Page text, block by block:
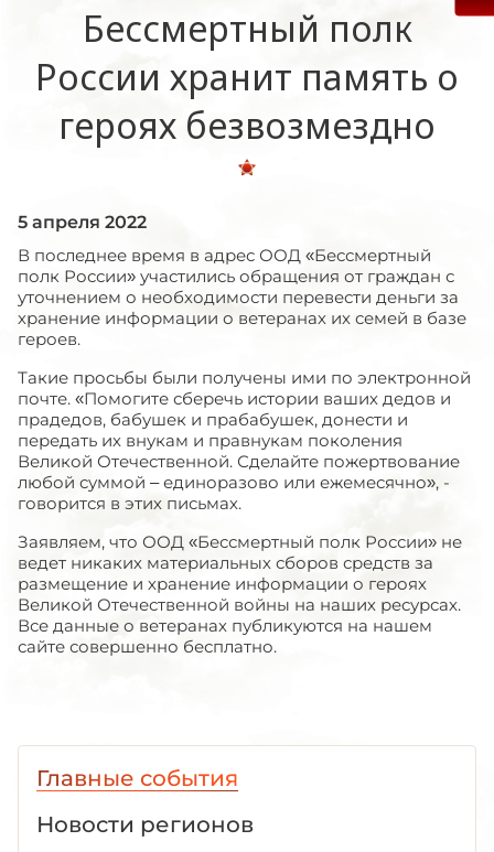
Бессмертный полк
России хранит память о
героях безвозмездно
5 апреля 2022
В последнее время в адрес ООД «Бессмертный
полк России» участились обращения от граждан с
уточнением о необходимости перевести деньги за
хранение информации о ветеранах их семей в базе
героев.
Такие просьбы были получены ими по электронной
почте. «Помогите сберечь истории ваших дедов и
прадедов, бабушек и прабабушек, донести и
передать их внукам и правнукам поколения
Великой Отечественной. Сделайте пожертвование
любой суммой – единоразово или ежемесячно», -
говорится в этих письмах.
Заявляем, что ООД «Бессмертный полк России» не
ведет никаких материальных сборов средств за
размещение и хранение информации о героях
Великой Отечественной войны на наших ресурсах.
Все данные о ветеранах публикуются на нашем
сайте совершенно бесплатно.
Главные события
Новости регионов